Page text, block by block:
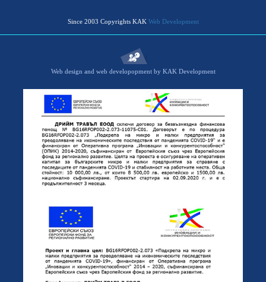
Since 2003 Copyrights KAK Web Development
Web design and web developopment by KAK Development